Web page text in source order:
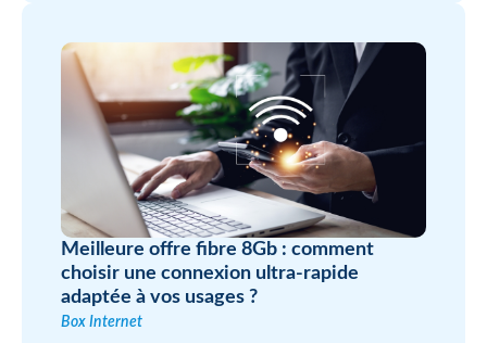
Meilleure offre fibre 8Gb : comment
choisir une connexion ultra-rapide
adaptée à vos usages ?
Box Internet